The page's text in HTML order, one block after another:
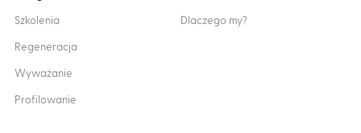
Szkolenia
Regeneracja
Wyważanie
Profilowanie
Dlaczego my?